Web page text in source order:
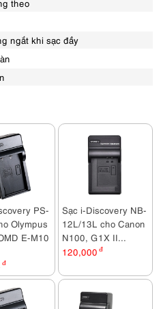
theo
ngắt khi sạc đầy
PS-
Olympus
E-M10
đ
Sạc i-Discovery NB-
12L/13L cho Canon
N100, G1X II...
120,000 đ